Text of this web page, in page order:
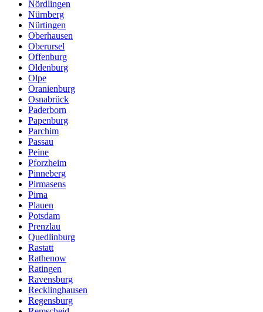
Nördlingen
Nürnberg
Nürtingen
Oberhausen
Oberursel
Offenburg
Oldenburg
Olpe
Oranienburg
Osnabrück
Paderborn
Papenburg
Parchim
Passau
Peine
Pforzheim
Pinneberg
Pirmasens
Pirna
Plauen
Potsdam
Prenzlau
Quedlinburg
Rastatt
Rathenow
Ratingen
Ravensburg
Recklinghausen
Regensburg